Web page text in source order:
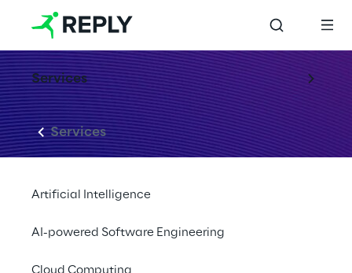
Services
Services
Artificial Intelligence
AI-powered Software Engineering